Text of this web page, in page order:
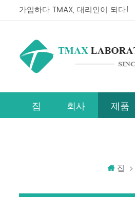
가입하다 TMAX, 대리인이 되다!
집 회사 제품
집